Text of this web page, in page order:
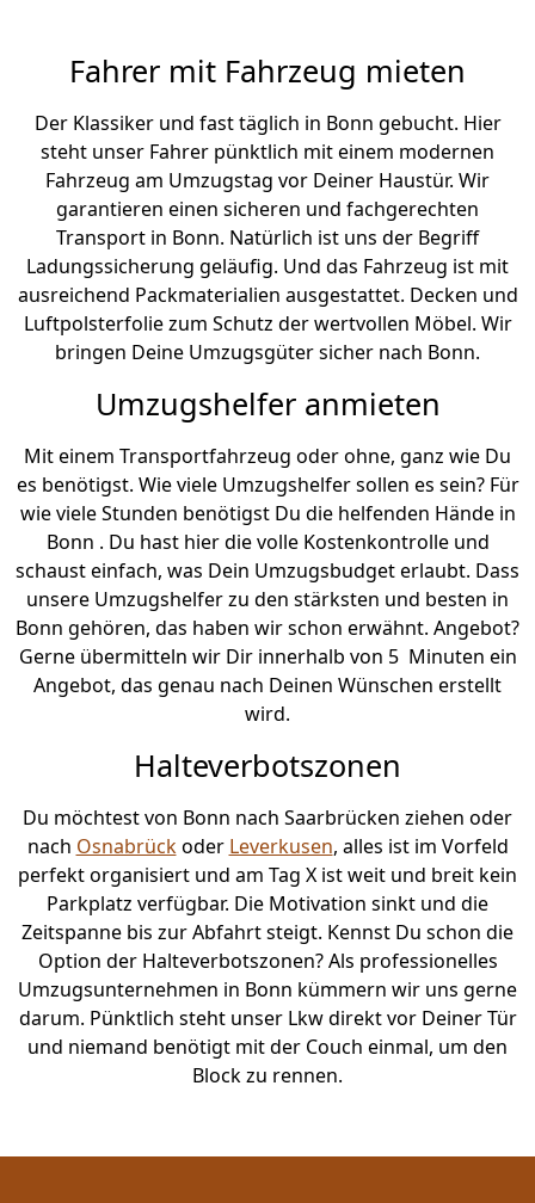
Fahrer mit Fahrzeug mieten
Der Klassiker und fast täglich in Bonn gebucht. Hier
steht unser Fahrer pünktlich mit einem modernen
Fahrzeug am Umzugstag vor Deiner Haustür. Wir
garantieren einen sicheren und fachgerechten
Transport in Bonn. Natürlich ist uns der Begriff
Ladungssicherung geläufig. Und das Fahrzeug ist mit
ausreichend Packmaterialien ausgestattet. Decken und
Luftpolsterfolie zum Schutz der wertvollen Möbel. Wir
bringen Deine Umzugsgüter sicher nach Bonn.
Umzugshelfer anmieten
Mit einem Transportfahrzeug oder ohne, ganz wie Du
es benötigst. Wie viele Umzugshelfer sollen es sein? Für
wie viele Stunden benötigst Du die helfenden Hände in
Bonn . Du hast hier die volle Kostenkontrolle und
schaust einfach, was Dein Umzugsbudget erlaubt. Dass
unsere Umzugshelfer zu den stärksten und besten in
Bonn gehören, das haben wir schon erwähnt. Angebot?
Gerne übermitteln wir Dir innerhalb von 5 Minuten ein
Angebot, das genau nach Deinen Wünschen erstellt
wird.
Halteverbotszonen
Du möchtest von Bonn nach Saarbrücken ziehen oder
nach Osnabrückoder Leverkusen, alles ist im Vorfeld
perfekt organisiert und am Tag X ist weit und breit kein
Parkplatz verfügbar. Die Motivation sinkt und die
Zeitspanne bis zur Abfahrt steigt. Kennst Du schon die
Option der Halteverbotszonen? Als professionelles
Umzugsunternehmen in Bonn kümmern wir uns gerne
darum. Pünktlich steht unser Lkw direkt vor Deiner Tür
und niemand benötigt mit der Couch einmal, um den
Block zu rennen.